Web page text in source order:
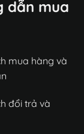
dẫn mua
mua hàng và
đổi trả và